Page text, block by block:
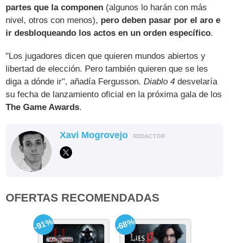
partes que la componen (algunos lo harán con más
nivel, otros con menos), pero deben pasar por el aro e
ir desbloqueando los actos en un orden específico.
"Los jugadores dicen que quieren mundos abiertos y
libertad de elección. Pero también quieren que se les
diga a dónde ir", añadía Fergusson.Diablo 4 desvelaría
su fecha de lanzamiento oficial en la próxima gala de los
The Game Awards.
Xavi Mogrovejo REDACTOR
OFERTAS RECOMENDADAS
-91% -68%